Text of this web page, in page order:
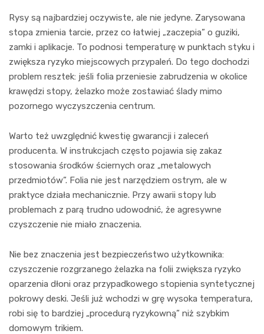
Rysy są najbardziej oczywiste, ale nie jedyne. Zarysowana
stopa zmienia tarcie, przez co łatwiej „zaczepia” o guziki,
zamki i aplikacje. To podnosi temperaturę w punktach styku i
zwiększa ryzyko miejscowych przypaleń. Do tego dochodzi
problem resztek: jeśli folia przeniesie zabrudzenia w okolice
krawędzi stopy, żelazko może zostawiać ślady mimo
pozornego wyczyszczenia centrum.
Warto też uwzględnić kwestię gwarancji i zaleceń
producenta. W instrukcjach często pojawia się zakaz
stosowania środków ściernych oraz „metalowych
przedmiotów”. Folia nie jest narzędziem ostrym, ale w
praktyce działa mechanicznie. Przy awarii stopy lub
problemach z parą trudno udowodnić, że agresywne
czyszczenie nie miało znaczenia.
Nie bez znaczenia jest bezpieczeństwo użytkownika:
czyszczenie rozgrzanego żelazka na folii zwiększa ryzyko
oparzenia dłoni oraz przypadkowego stopienia syntetycznej
pokrowy deski. Jeśli już wchodzi w grę wysoka temperatura,
robi się to bardziej „procedurą ryzykowną” niż szybkim
domowym trikiem.